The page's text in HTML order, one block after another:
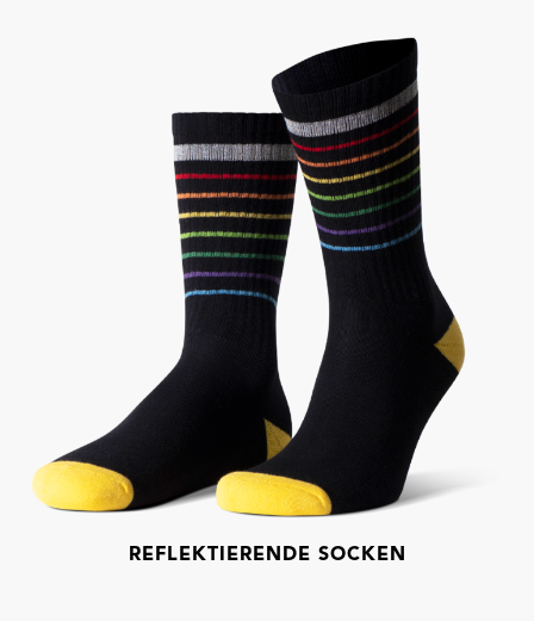
REFLEKTIERENDE SOCKEN